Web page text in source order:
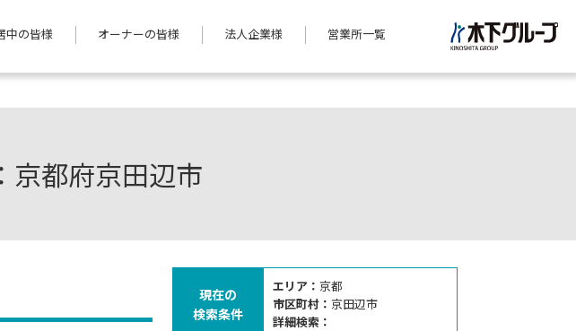
中の皆様 オーナーの皆様 法人企業様 営業所一覧
京都府京田辺市
現在の
検索条件
エリア： 京都
市区町村： 京田辺市
詳細検索：